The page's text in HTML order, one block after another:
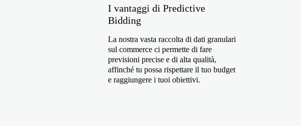
I vantaggi di Predictive
Bidding
La nostra vasta raccolta di dati granulari
sul commerce ci permette di fare
previsioni precise e di alta qualità,
affinché tu possa rispettare il tuo budget
e raggiungere i tuoi obiettivi.